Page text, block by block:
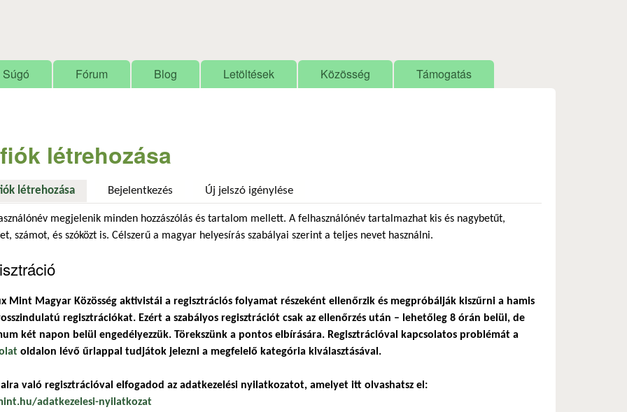
Súgó Fórum Blog Letöltések Közösség Támogatás
létrehozása
létrehozása (aktív fül)Bejelentkezés Új jelszó igénylése
megjelenik minden hozzászólás és tartalom mellett. A felhasználónév tartalmazhat kis és nagybetűt,
számot, és szóközt is. Célszerű a magyar helyesírás szabályai szerint a teljes nevet használni.
Mint Magyar Közösség aktivistái a regisztrációs folyamat részeként ellenőrzik és megpróbálják kiszűrni a hamis
regisztrációkat. Ezért a szabályos regisztrációt csak az ellenőrzés után – lehetőleg 8 órán belül, de
két napon belül engedélyezzük. Törekszünk a pontos elbírására. Regisztrációval kapcsolatos problémát a
oldalon lévő űrlappal tudjátok jelezni a megfelelő kategória kiválasztásával.
való regisztrációval elfogadod az adatkezelési nyilatkozatot, amelyet itt olvashatsz el:
adatkezelesi-nyilatkozat